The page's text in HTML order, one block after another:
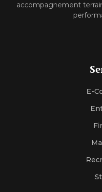
accompagnement
E-